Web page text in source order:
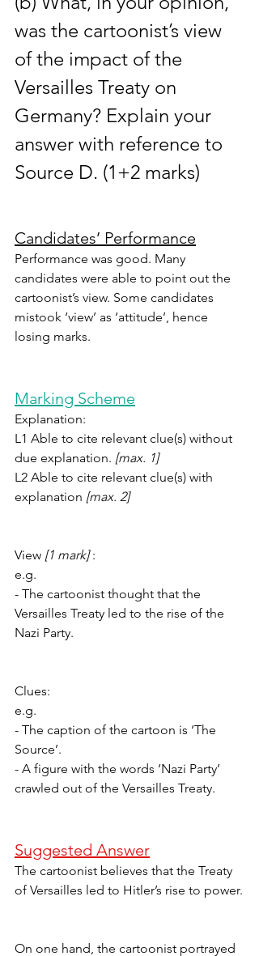
was the cartoonist’s view
of the impact of the
Versailles Treaty on
Germany? Explain your
answer with reference to
Source D. (1+2 marks)
Candidates’ Performance
Performance was good. Many
candidates were able to point out the
cartoonist’s view. Some candidates
mistook ‘view’ as ‘attitude’, hence
losing marks.
Marking Scheme
Explanation:
L1 Able to cite relevant clue(s) without
due explanation. [max. 1]
L2 Able to cite relevant clue(s) with
explanation [max. 2]
View [1 mark] :
e.g.
- The cartoonist thought that the
Versailles Treaty led to the rise of the
Nazi Party.
Clues:
e.g.
- The caption of the cartoon is ‘The
Source’.
- A figure with the words ‘Nazi Party’
crawled out of the Versailles Treaty.
Suggested Answer
The cartoonist believes that the Treaty
of Versailles led to Hitler’s rise to power.
On one hand, the cartoonist portrayed